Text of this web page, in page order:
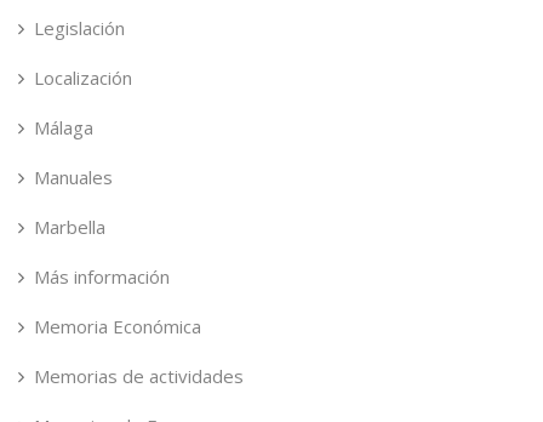
Legislación
Localización
Málaga
Manuales
Marbella
Más información
Memoria Económica
Memorias de actividades